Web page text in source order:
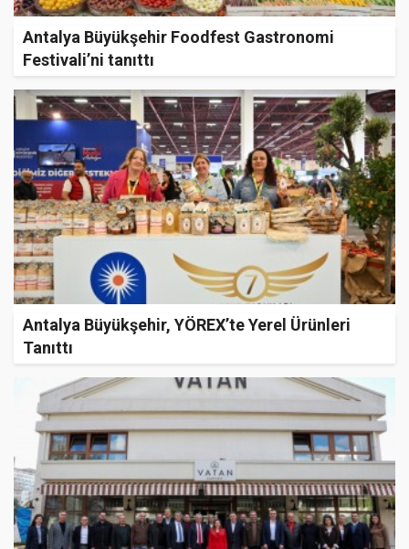
Antalya Büyükşehir Foodfest Gastronomi
Festivali’ni tanıttı
Antalya Büyükşehir, YÖREX’te Yerel Ürünleri
Tanıttı